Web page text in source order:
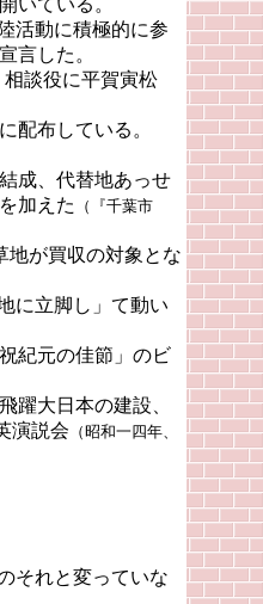
いている。
活動に積極的に参
言した。
相談役に平賀寅松
配布している。
成、代替地あっせ
加えた
（『千葉市
地が買収の対象とな
に立脚し」て動い
紀元の佳節」のビ
躍大日本の建設、
演説会 （昭和一四年、
それと変っていな